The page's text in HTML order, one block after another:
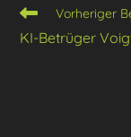
Weitere
Artikel
ansehen
Vorheriger
KI-Betrüger